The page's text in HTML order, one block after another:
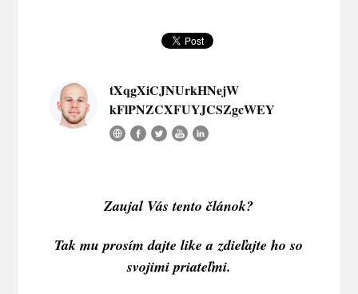
tXqgXiCJNUrkHNejW
kFlPNZCXFUYJCSZgcWEY
Zaujal Vás tento článok?
Tak mu prosím dajte like a zdieľajte ho so
svojimi priateľmi.